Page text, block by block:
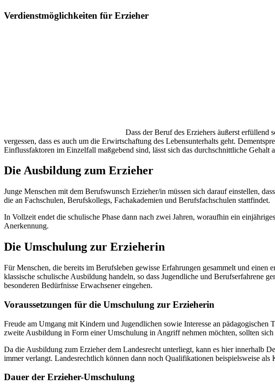
Verdienstmöglichkeiten für Erzieher
Dass der Beruf des Erziehers äußerst erfüllend
vergessen, dass es auch um die Erwirtschaftung des Lebensunterhalts geht.
Einflussfaktoren im Einzelfall maßgebend sind, lässt sich das durchschnittliche
Die Ausbildung zum Erzieher
Junge Menschen mit dem Berufswunsch Erzieher/in müssen sich darauf einstellen,
die an Fachschulen, Berufskollegs, Fachakademien und Berufsfachschulen stattfindet.
In Vollzeit endet die schulische Phase dann nach zwei Jahren, woraufhin ein
Anerkennung.
Die Umschulung zur Erzieherin
Für Menschen, die bereits im Berufsleben gewisse Erfahrungen gesammelt und einen
klassische schulische Ausbildung handeln, so dass Jugendliche und Berufserfahrene
besonderen Bedürfnisse Erwachsener eingehen.
Voraussetzungen für die Umschulung zur Erzieherin
Freude am Umgang mit Kindern und Jugendlichen sowie Interesse an
zweite Ausbildung in Form einer Umschulung in Angriff nehmen möchten, sollten
Da die Ausbildung zum Erzieher dem Landesrecht unterliegt, kann es hier innerhalb
immer verlangt. Landesrechtlich können dann noch Qualifikationen beispielsweise
Dauer der Erzieher-Umschulung